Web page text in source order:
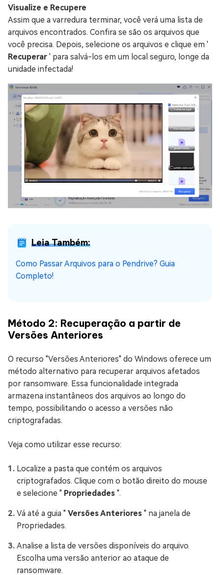
Visualize e Recupere
Assim que a varredura terminar, você verá uma lista de
arquivos encontrados. Confira se são os arquivos que
você precisa. Depois, selecione os arquivos e clique em '
Recuperar ' para salvá-los em um local seguro, longe da
unidade infectada!
Leia Também:
Como Passar Arquivos para o Pendrive? Guia
Completo!
Método 2: Recuperação a partir de
Versões Anteriores
O recurso "Versões Anteriores" do Windows oferece um
método alternativo para recuperar arquivos afetados
por ransomware. Essa funcionalidade integrada
armazena instantâneos dos arquivos ao longo do
tempo, possibilitando o acesso a versões não
criptografadas.
Veja como utilizar esse recurso:
Localize a pasta que contém os arquivos
criptografados. Clique com o botão direito do mouse
e selecione " Propriedades ".
Vá até a guia " Versões Anteriores " na janela de
Propriedades.
Analise a lista de versões disponíveis do arquivo.
Escolha uma versão anterior ao ataque de
ransomware.